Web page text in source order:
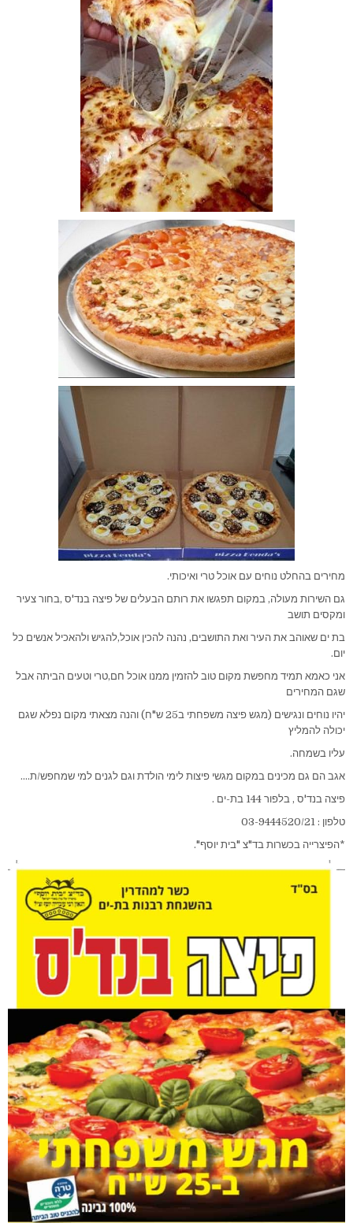
מחירים בהחלט נוחים עם אוכל טרי ואיכותי.
גם השירות מעולה, במקום תפגשו את רותם הבעלים של פיצה בנד'ס ,בחור צעיר
ומקסים תושב
בת ים שאוהב את העיר ואת התושבים, נהנה להכין אוכל,להגיש ולהאכיל אנשים כל
יום.
אני כאמא תמיד מחפשת מקום טוב להזמין ממנו אוכל חם,טרי וטעים הביתה אבל
שגם המחירים
יהיו נוחים ונגישים (מגש פיצה משפחתי ב25 ש"ח) והנה מצאתי מקום נפלא שגם
יכולה להמליץ
עליו בשמחה.
אגב הם גם מכינים במקום מגשי פיצות לימי הולדת וגם לגנים למי שמחפש/ת….
פיצה בנד'ס , בלפור 144 בת-ים .
טלפון : 03-9444520/21
*הפיצרייה בכשרות בד"צ "בית יוסף".